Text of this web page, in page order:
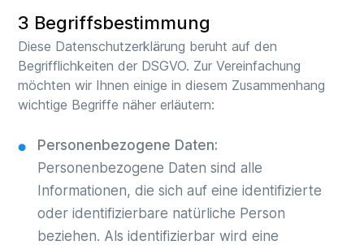
3 Begriffsbestimmung
Diese Datenschutzerklärung beruht auf den
Begrifflichkeiten der DSGVO. Zur Vereinfachung
möchten wir Ihnen einige in diesem Zusammenhang
wichtige Begriffe näher erläutern:
Personenbezogene Daten:
Personenbezogene Daten sind alle
Informationen, die sich auf eine identifizierte
oder identifizierbare natürliche Person
beziehen. Als identifizierbar wird eine